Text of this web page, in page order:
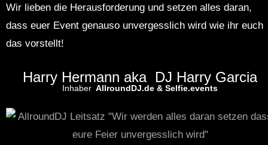
Wir lieben die Herausforderung und setzen alles daran,
dass euer Event genauso unvergesslich wird wie ihr euch
das vorstellt!
Harry Hermann aka DJ Harry Garcia
Inhaber AllroundDJ.de & Selfie.events